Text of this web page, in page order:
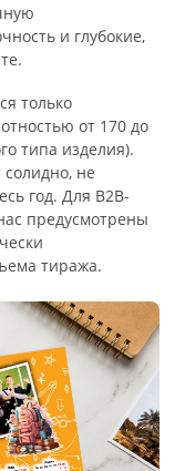
и глубокие,
только
от 170 до
типа изделия).
не
год. Для B2B-
предусмотрены
тиража.